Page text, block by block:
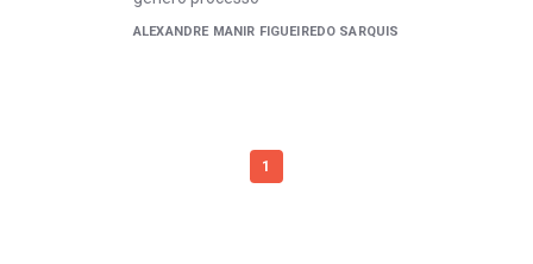
ALEXANDRE MANIR FIGUEIREDO SARQUIS
1